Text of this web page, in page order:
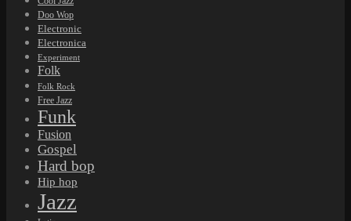
Doo Wop
Electronic
Electronica
Experiment
Folk
Folk Rock
Free Jazz
Funk
Fusion
Gospel
Hard bop
Hip hop
Jazz